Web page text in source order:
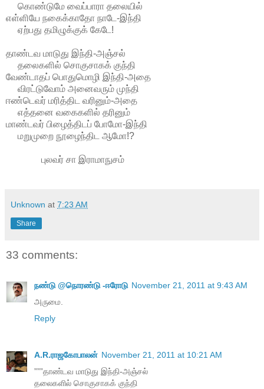
கொண்டுமே வைப்பாரா தலையில்
எள்ளியே நகைக்காதோ நாடே-இந்தி
ஏற்பது தமிழுக்குக் கேடே!
தாண்டவ மாடுது இந்தி-அஞ்சல்
தலைகளில் சொகுசாகக் குந்தி
வேண்டாதப் பொதுமொழி இந்தி-அதை
விரட்டுவோம் அனைவரும் முந்தி
ஈண்டெவர் மரித்திட வரினும்-அதை
எத்தனை வகைகளில் தரினும்
மாண்டவர் பிழைத்திடப் போமோ-இந்தி
மறுமுறை நூழைந்திட ஆமோ!?
புலவர் சா இராமாநுசம்
Unknown at 7:23 AM
Share
33 comments:
நண்டு @நொரண்டு -ஈரோடு November 21, 2011 at 9:43 AM
அருமை.
Reply
A.R.ராஜகோபாலன் November 21, 2011 at 10:21 AM
”””தாண்டவ மாடுது இந்தி-அஞ்சல்
தலைகளில் சொகுசாகக் குந்தி